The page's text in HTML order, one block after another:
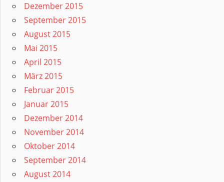
Dezember 2015
September 2015
August 2015
Mai 2015
April 2015
März 2015
Februar 2015
Januar 2015
Dezember 2014
November 2014
Oktober 2014
September 2014
August 2014